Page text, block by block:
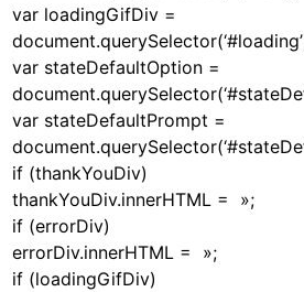
var loadingGifDiv =
var stateDefaultOption =
var stateDefaultPrompt =
if (thankYouDiv)
thankYouDiv.innerHTML = »;
if (errorDiv)
errorDiv.innerHTML = »;
if (loadingGifDiv)